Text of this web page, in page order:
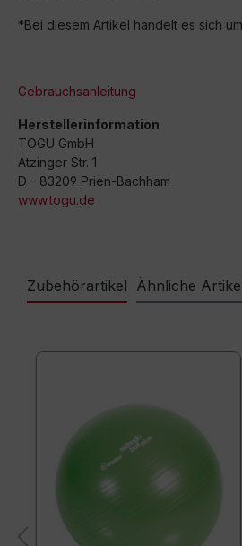
*Bei diesem Artikel handelt es sich
Gebrauchsanleitung
Herstellerinformation
TOGU GmbH
Atzinger Str. 1
D - 83209 Prien-Bachham
www.togu.de
Zubehörartikel Ähnliche